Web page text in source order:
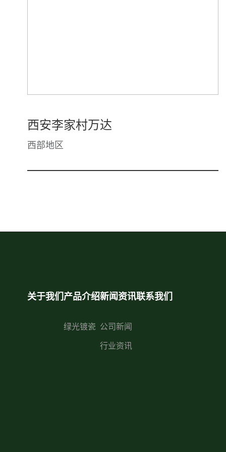
西安李家村万达
西部地区
关于我们 产品介绍
绿光镀瓷
新闻资讯
公司新闻
行业资讯
联系我们